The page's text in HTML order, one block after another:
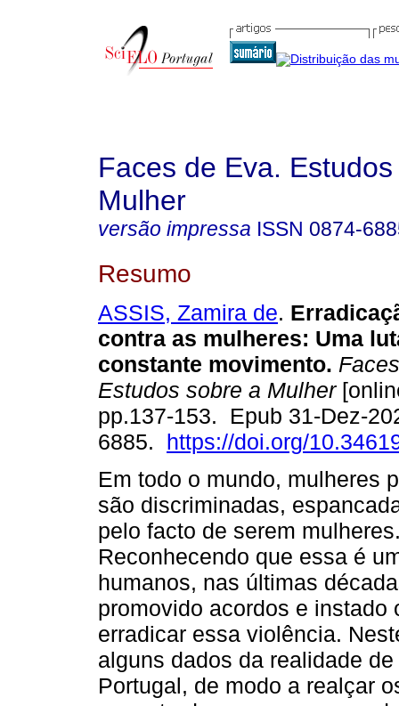
Faces de Eva.
Mulher
versão impressa ISSN 0874-
Resumo
ASSIS, Zamira de.
contra as mulheres: Uma
constante movimento.
Estudos sobre a Mulher
pp.137-153. Epub 31-Dez-
6885. https://doi.org/
Em todo o mundo, mulheres
são discriminadas,
pelo facto de serem
Reconhecendo que essa é
humanos, nas últimas
promovido acordos e
erradicar essa violência.
alguns dados da realidade
Portugal, de modo a realçar